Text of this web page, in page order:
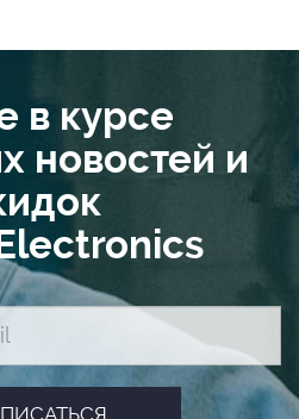
в курсе
новостей и